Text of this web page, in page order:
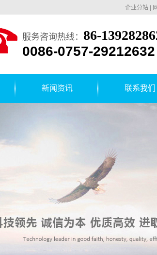
企业分站
服务咨询热线： 86-
0086-0757-
新闻资讯 联系我们